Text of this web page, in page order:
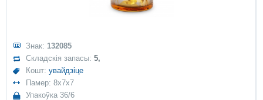
Знак: 132085
Складскія запасы:5,
Кошт:увайдзіце
Памер: 8x7x7
Упакоўка 36/6